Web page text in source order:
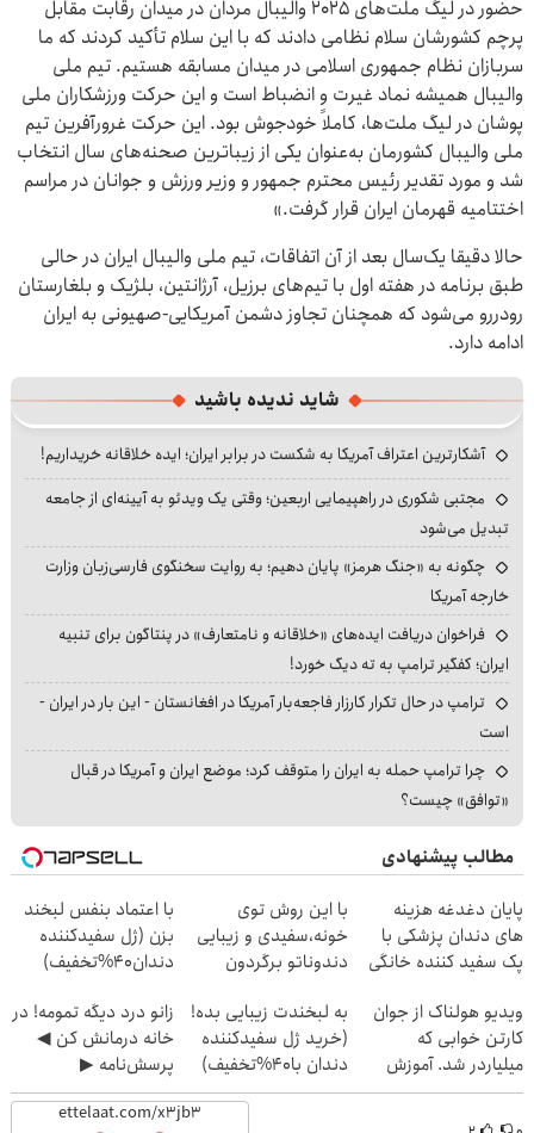
حضور در لیگ ملت‌های ۲۰۲۵ والیبال مردان در میدان رقابت مقابل
پرچم کشورشان سلام نظامی دادند که با این سلام تأکید کردند که ما
سربازان نظام جمهوری اسلامی در میدان مسابقه هستیم. تیم ملی
والیبال همیشه نماد غیرت و انضباط است و این حرکت ورزشکاران ملی
پوشان در لیگ ملت‌ها، کاملاً خودجوش بود. این حرکت غرورآفرین تیم
ملی والیبال کشورمان به‌عنوان یکی از زیباترین صحنه‌های سال انتخاب
شد و مورد تقدیر رئیس محترم جمهور و وزیر ورزش و جوانان در مراسم
اختتامیه قهرمان ایران قرار گرفت.»
حالا دقیقا یک‌سال بعد از آن اتفاقات، تیم ملی والیبال ایران در حالی
طبق برنامه در هفته اول با تیم‌های برزیل، آرژانتین، بلژیک و بلغارستان
رودررو می‌شود که همچنان تجاوز دشمن آمریکایی-صهیونی به ایران
ادامه دارد.
شاید ندیده باشید
آشکارترین اعتراف آمریکا به شکست در برابر ایران؛ ایده خلاقانه خریداریم!
مجتبی شکوری در راهپیمایی اربعین؛ وقتی یک ویدئو به آیینه‌ای از جامعه
تبدیل می‌شود
چگونه به «جنگ هرمز» پایان دهیم؛ به روایت سخنگوی فارسی‌زبان وزارت
خارجه آمریکا
فراخوان دریافت ایده‌های «خلاقانه و نامتعارف» در پنتاگون برای تنبیه
ایران؛ کفگیر ترامپ به ته دیگ خورد!
ترامپ در حال تکرار کارزار فاجعه‌بار آمریکا در افغانستان - این بار در ایران -
است
چرا ترامپ حمله به ایران را متوقف کرد؛ موضع ایران و آمریکا در قبال
«توافق» چیست؟
مطالب پیشنهادی
پایان دغدغه هزینه
های دندان پزشکی با
پک سفید کننده خانگی
با این روش توی
خونه،سفیدی و زیبایی
دندوناتو برگردون
با اعتماد بنفس لبخند
بزن (ژل سفیدکننده
دندان40%تخفیف)
ویدیو هولناک از جوان
کارتن خوابی که
میلیاردر شد. آموزش
رایگان
به لبخندت زیبایی بده!
(خرید ژل سفیدکننده
دندان با40%تخفیف)
زانو درد دیگه تمومه! در
خانه درمانش کن ◀
پرسش‌نامه ▶